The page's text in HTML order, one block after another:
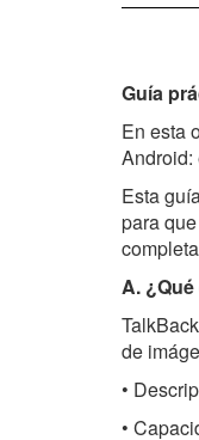
Guía
En esta
Android:
Esta
para
A.
de
•
•